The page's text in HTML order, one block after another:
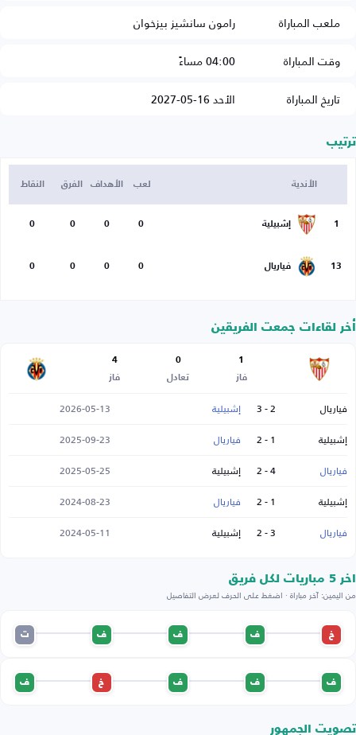
ملعب المباراة
رامون سانشيز بيزخوان
وقت المباراة
04:00 مساءً
تاريخ المباراة
الأحد 16-05-2027
ترتيب
الأندية لعب الأهداف الفرق النقاط
1 إشبيلية 0
0
0
0
13 فياريال 0
0
0
0
أخر لقاءات جمعت الفريقين
1
فاز
0
تعادل
4
فاز
فياريال 2 - 3 إشبيلية
2026-05-13
إشبيلية
1 - 2 فياريال
2025-09-23
فياريال
4 - 2 إشبيلية
2025-05-25
إشبيلية
1 - 2 فياريال
2024-08-23
فياريال
3 - 2 إشبيلية 2024-05-11
اخر 5 مباريات لكل فريق
من اليمين: آخر مباراة · اضغط على الحرف لعرض التفاصيل
خ ف ف ف ت
ف ف ف خ ف
تصويت الجمهور